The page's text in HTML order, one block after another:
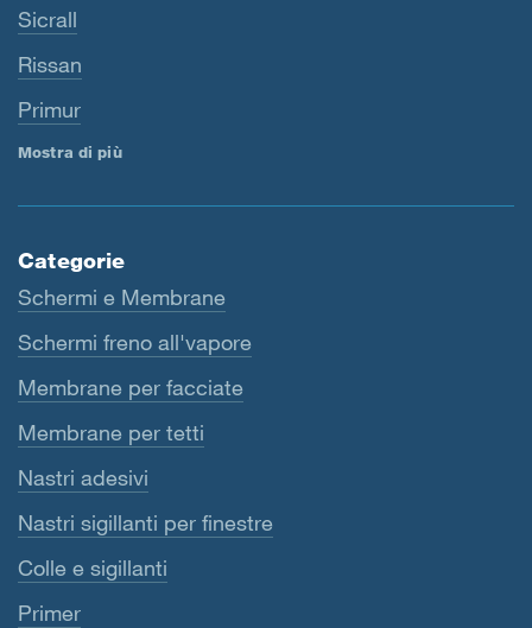
Sicrall
Rissan
Primur
Mostra di più
Categorie
Schermi e Membrane
Schermi freno all'vapore
Membrane per facciate
Membrane per tetti
Nastri adesivi
Nastri sigillanti per finestre
Colle e sigillanti
Primer